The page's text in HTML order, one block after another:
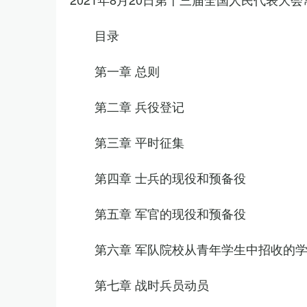
目录
第一章 总则
第二章 兵役登记
第三章 平时征集
第四章 士兵的现役和预备役
第五章 军官的现役和预备役
第六章 军队院校从青年学生中招收的
第七章 战时兵员动员